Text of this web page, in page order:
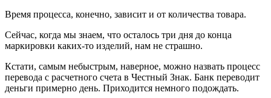
Время процесса, конечно, зависит и от количества товара.
Сейчас, когда мы знаем, что осталось три дня до конца
маркировки каких-то изделий, нам не страшно.
Кстати, самым небыстрым, наверное, можно назвать процесс
перевода с расчетного счета в Честный Знак. Банк переводит
деньги примерно день. Приходится немного подождать.